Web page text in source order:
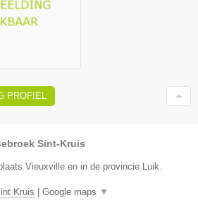
PROFIEL
Sint-Kruis
Vieuxville en in de provincie Luik.
Kruis | Google maps ▼